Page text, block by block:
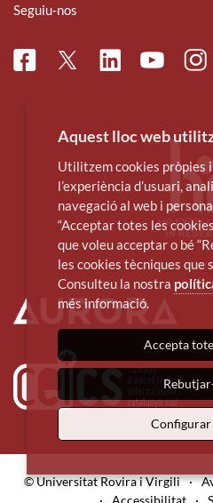
Seguiu-nos
FacebookTwitterLinkedinYoutube
© Universitat Rovira i Virgili ·
·
Accessibilitat ·
Aquest lloc web
Utilitzem cookies pròpies
l’experiència d’usuari,
navegació al web i
“Acceptar totes les
que voleu acceptar o bé
les cookies tècniques que
Consulteu la nostra
més informació.
Accepta
Configurar